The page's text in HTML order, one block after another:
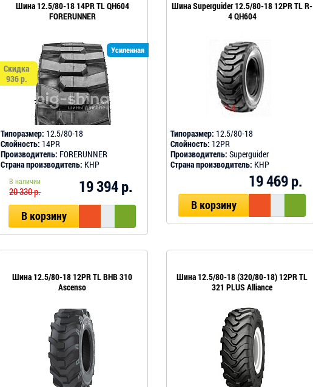
Шина 12.5/80-18 14PR TL QH604
FORERUNNER
Усиленная
Скидка
936 р.
Типоразмер: 12.5/80-18
Слойность: 14PR
Производитель: FORERUNNER
Страна производитель: КНР
В наличии
20 330 р. 19 394 р.
В корзину
Шина Superguider 12.5/80-18 12PR TL R-
4 QH604
Типоразмер: 12.5/80-18
Слойность: 12PR
Производитель: Superguider
Страна производитель: КНР
19 469 р.
В корзину
Шина 12.5/80-18 12PR TL BHB 310
Ascenso
Шина 12.5/80-18 (320/80-18) 12PR TL
321 PLUS Alliance